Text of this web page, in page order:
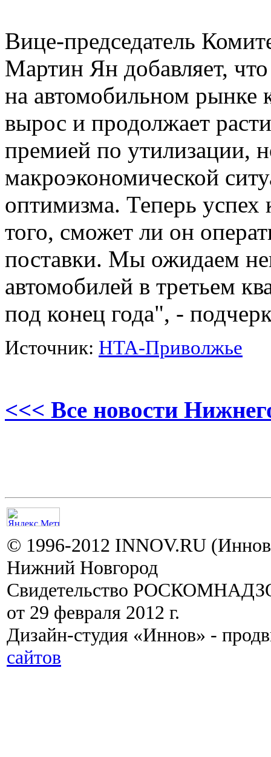
Вице-председатель
Мартин Ян добавляет,
на автомобильном рынке
вырос и продолжает
премией по утилизации,
макроэкономической
оптимизма. Теперь успех
того, сможет ли он
поставки. Мы ожидаем
автомобилей в третьем
под конец года", -
Источник: НТА-Приволжье
<<< Все новости
© 1996-2012 INNOV.RU
Нижний Новгород
Свидетельство
от 29 февраля 2012 г.
Дизайн-студия «Иннов» -
сайтов